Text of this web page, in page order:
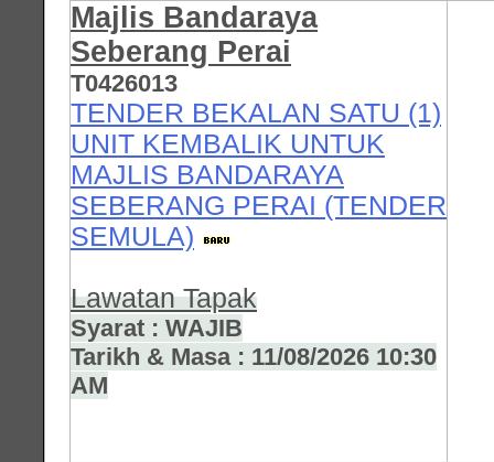
Majlis Bandaraya
Seberang Perai
T0426013
TENDER BEKALAN SATU (1)
UNIT KEMBALIK UNTUK
MAJLIS BANDARAYA
SEBERANG PERAI (TENDER
SEMULA)
Lawatan Tapak
Syarat : WAJIB
Tarikh & Masa : 11/08/2026 10:30
AM